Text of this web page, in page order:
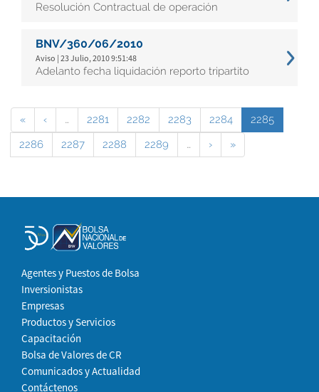
Resolución Contractual de operación
BNV/360/06/2010
Aviso | 23 Julio, 2010 9:51:48
Adelanto fecha liquidación reporto tripartito
« ‹ … 2281 2282 2283 2284
2285
2286
2287 2288 2289 … › »
Agentes y Puestos de Bolsa
Inversionistas
Empresas
Productos y Servicios
Capacitación
Bolsa de Valores de CR
Comunicados y Actualidad
Contáctenos